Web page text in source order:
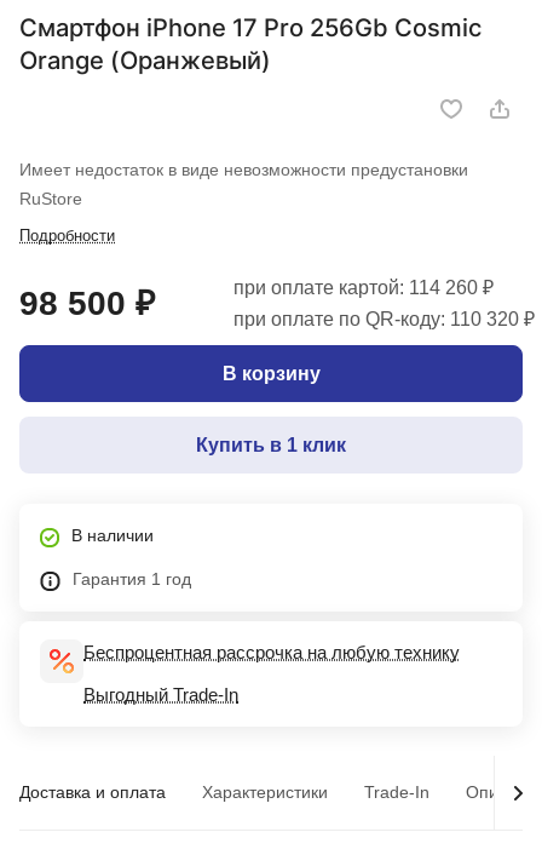
Смартфон iPhone 17 Pro 256Gb Cosmic
Orange (Оранжевый)
Имеет недостаток в виде невозможности предустановки
RuStore
Подробности
98 500 ₽
при оплате картой: 114 260 ₽
при оплате по QR-коду: 110 320 ₽
В корзину
Купить в 1 клик
В наличии
Гарантия 1 год
Беспроцентная рассрочка на любую технику
Выгодный Trade-In
Доставка и оплата Характеристики Trade-In